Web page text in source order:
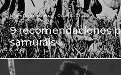
Literatura japonesa Otras páginas
9 recomendaciones
samuráis